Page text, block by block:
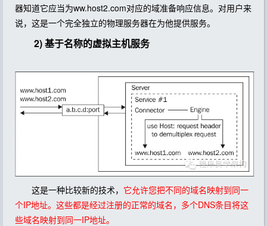
器知道它应当为ww.host2.com对应的域准备响应信息。对用户来
说，这是一个完全独立的物理服务器在为他提供服务。
2) 基于名称的虚拟主机服务
这是一种比较新的技术， 它允许您把不同的域名映射到同一
个IP地址。这些都是经过注册的正常的域名，多个DNS条目将这
些域名映射到同一IP地址。